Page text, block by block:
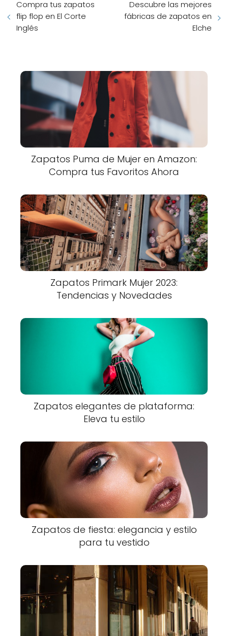
Compra tus zapatos
flip flop en El Corte
Inglés
Descubre las mejores
fábricas de zapatos en
Elche
Zapatos Puma de Mujer en Amazon:
Compra tus Favoritos Ahora
Zapatos Primark Mujer 2023:
Tendencias y Novedades
Zapatos elegantes de plataforma:
Eleva tu estilo
Zapatos de fiesta: elegancia y estilo
para tu vestido